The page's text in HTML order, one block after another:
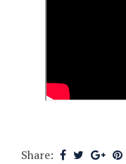
Share: